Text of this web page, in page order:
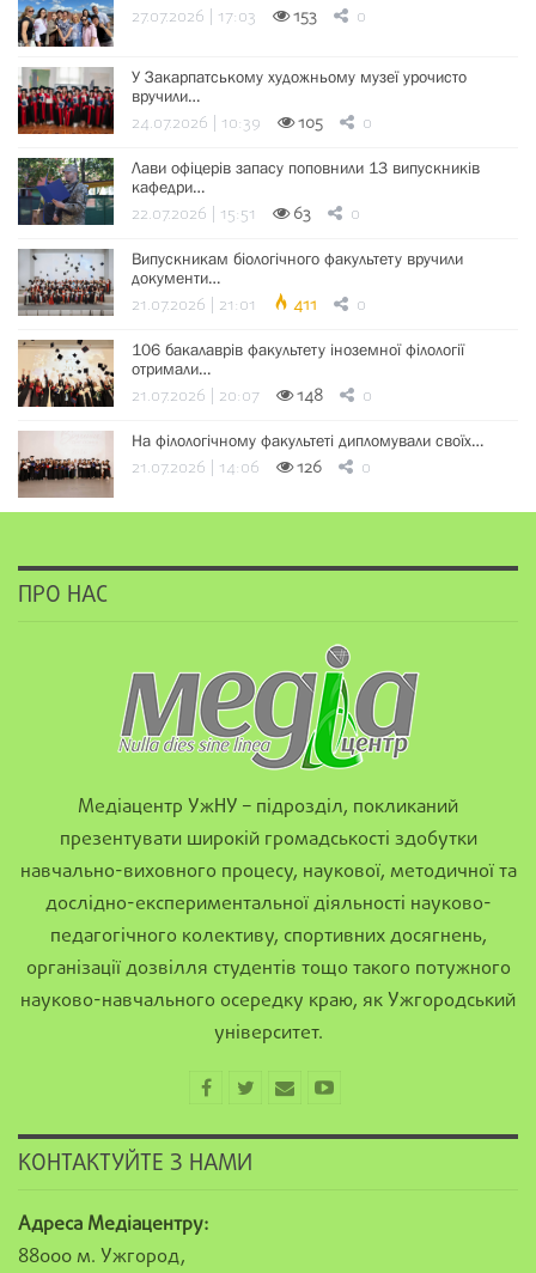
27.07.2026 | 17:03 153 0
У Закарпатському художньому музеї урочисто
вручили…
24.07.2026 | 10:39 105 0
Лави офіцерів запасу поповнили 13 випускників
кафедри…
22.07.2026 | 15:51 63 0
Випускникам біологічного факультету вручили
документи…
21.07.2026 | 21:01 411 0
106 бакалаврів факультету іноземної філології
отримали…
21.07.2026 | 20:07 148 0
На філологічному факультеті дипломували своїх…
21.07.2026 | 14:06 126 0
ПРО НАС
Медіацентр УжНУ – підрозділ, покликаний
презентувати широкій громадськості здобутки
навчально-виховного процесу, наукової, методичної та
дослідно-експериментальної діяльності науково-
педагогічного колективу, спортивних досягнень,
організації дозвілля студентів тощо такого потужного
науково-навчального осередку краю, як Ужгородський
університет.
КОНТАКТУЙТЕ З НАМИ
Адреса Медіацентру:
88000 м. Ужгород,